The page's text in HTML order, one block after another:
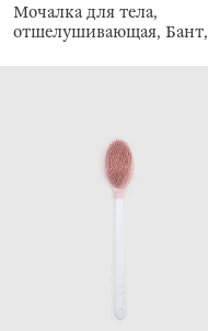
Мочалка для тела,
отшелушивающая, Бант,